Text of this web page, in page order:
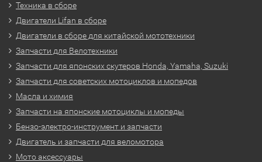
Техника в сборе
Двигатели Lifan в сборе
Двигатели в сборе для китайской мототехники
Запчасти для Велотехники
Запчасти для японских скутеров Honda, Yamaha, Suzuki
Запчасти для советских мотоциклов и мопедов
Масла и химия
Запчасти на японские мотоциклы и мопеды
Бензо-электро-инструмент и запчасти
Двигатель и запчасти для веломотора
Мото аксессуары